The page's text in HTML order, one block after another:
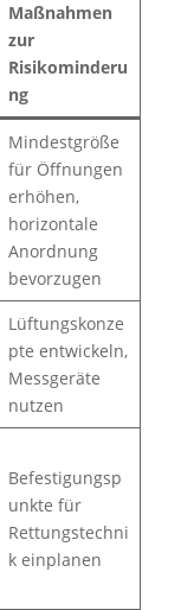
Maßnahmen
zur
Risikominderu
ng
Mindestgröße
für Öffnungen
erhöhen,
horizontale
Anordnung
bevorzugen
Lüftungskonze
pte entwickeln,
Messgeräte
nutzen
Befestigungsp
unkte für
Rettungstechni
k einplanen